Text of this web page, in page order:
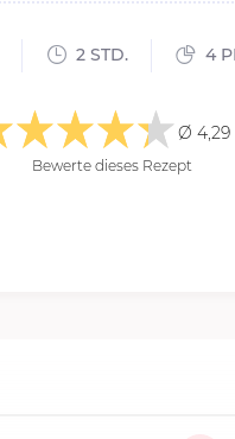
2 STD. 4
Ø 4,29
Bewerte dieses Rezept